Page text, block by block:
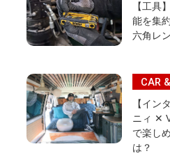
【工具
能を集
六角レ
CAR
【イン
ニィ ✕
で楽し
は？